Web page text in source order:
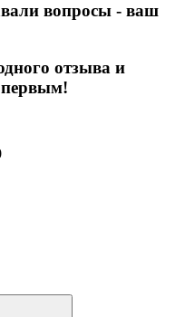
вопросы - ваш
отзыва и
первым!